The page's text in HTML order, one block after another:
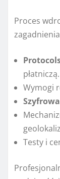
Proces
płatniczą.
Wymogi
Testy i